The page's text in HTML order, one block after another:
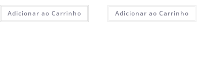
Adicionar ao Carrinho Adicionar ao Carrinho